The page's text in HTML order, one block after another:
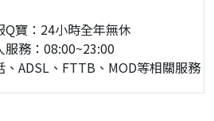
Q寶：24小時全年無休
服務：08:00~23:00
、ADSL、FTTB、MOD等相關服務